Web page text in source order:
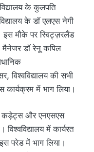
के कुलपति
के डॉ एलएस नेगी
इस मौके पर स्विट्ज़रलैंड
मैनेजर डॉ रेनू कपिल
विश्वविद्यालय की सभी
कार्यक्रम में भाग लिया।
कड़ेट्स और एनएसएस
विश्वविद्यालय में कार्यरत
परेड में भाग लिया।